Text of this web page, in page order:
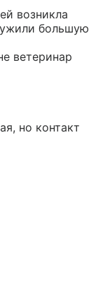
возникла
большую
ветеринар
но контакт